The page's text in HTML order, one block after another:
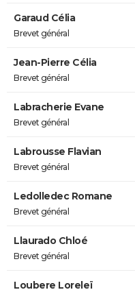
Garaud Célia
Brevet général
Jean-Pierre Célia
Brevet général
Labracherie Evane
Brevet général
Labrousse Flavian
Brevet général
Ledolledec Romane
Brevet général
Llaurado Chloé
Brevet général
Loubere Loreleï